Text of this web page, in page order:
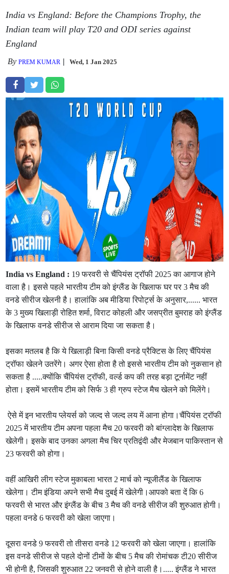
India vs England: Before the Champions Trophy, the
Indian team will play T20 and ODI series against
England
ByPREM KUMAR Wed, 1 Jan 2025
India vs England : 19 फरवरी से चैंपियंस ट्रॉफी 2025 का आगाज होने
वाला है। इससे पहले भारतीय टीम को इंग्लैंड के खिलाफ घर पर 3 मैच की
वनडे सीरीज खेलनी है। हालांकि अब मीडिया रिपोर्ट्स के अनुसार,...... भारत
के 3 मुख्य खिलाड़ी रोहित शर्मा, विराट कोहली और जसप्रीत बुमराह को इंग्लैंड
के खिलाफ वनडे सीरीज से आराम दिया जा सकता है।
इसका मतलब है कि ये खिलाड़ी बिना किसी वनडे प्रैक्टिस के लिए चैंपियंस
ट्रॉफा खेलने उतरेंगे। अगर ऐसा होता है तो इससे भारतीय टीम को नुकसान हो
सकता है .....क्योंकि चैंपियंस ट्रॉफी, वर्ल्ड कप की तरह बड़ा टूर्नामेंट नहीं
होता। इसमें भारतीय टीम को सिर्फ 3 ही ग्रुप स्टेज मैच खेलने को मिलेंगे।
ऐसे में इन भारतीय प्लेयर्स को जल्द से जल्द लय में आना होगा।चैंपियंस ट्रॉफी
2025 में भारतीय टीम अपना पहला मैच 20 फरवरी को बांग्लादेश के खिलाफ
खेलेगी। इसके बाद उनका अगला मैच चिर प्रतिद्वंदी और मेजबान पाकिस्तान से
23 फरवरी को होगा।
वहीं आखिरी लीग स्टेज मुकाबला भारत 2 मार्च को न्यूजीलैंड के खिलाफ
खेलेगा। टीम इंडिया अपने सभी मैच दुबई में खेलेगी।आपको बता दें कि 6
फरवरी से भारत और इंग्लैंड के बीच 3 मैच की वनडे सीरीज की शुरुआत होगी।
पहला वनडे 6 फरवरी को खेला जाएगा।
दूसरा वनडे 9 फरवरी तो तीसरा वनडे 12 फरवरी को खेला जाएगा। हालांकि
इस वनडे सीरीज से पहले दोनों टीमों के बीच 5 मैच की रोमांचक टी20 सीरीज
भी होनी है, जिसकी शुरुआत 22 जनवरी से होने वाली है।..... इंग्लैंड ने भारत